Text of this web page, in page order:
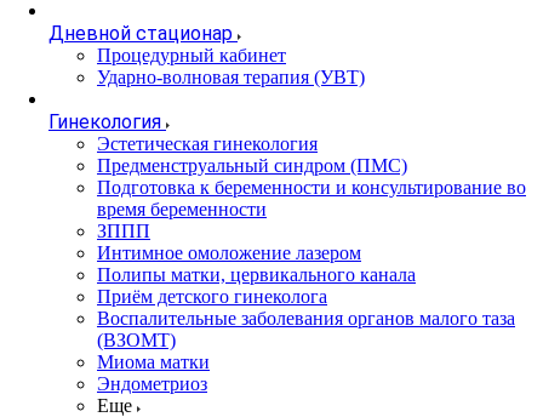
Дневной стационар
Процедурный кабинет
Ударно-волновая терапия (УВТ)
Гинекология
Эстетическая гинекология
Предменструальный синдром (ПМС)
Подготовка к беременности и консультирование во
время беременности
ЗППП
Интимное омоложение лазером
Полипы матки, цервикального канала
Приём детского гинеколога
Воспалительные заболевания органов малого таза
(ВЗОМТ)
Миома матки
Эндометриоз
Еще